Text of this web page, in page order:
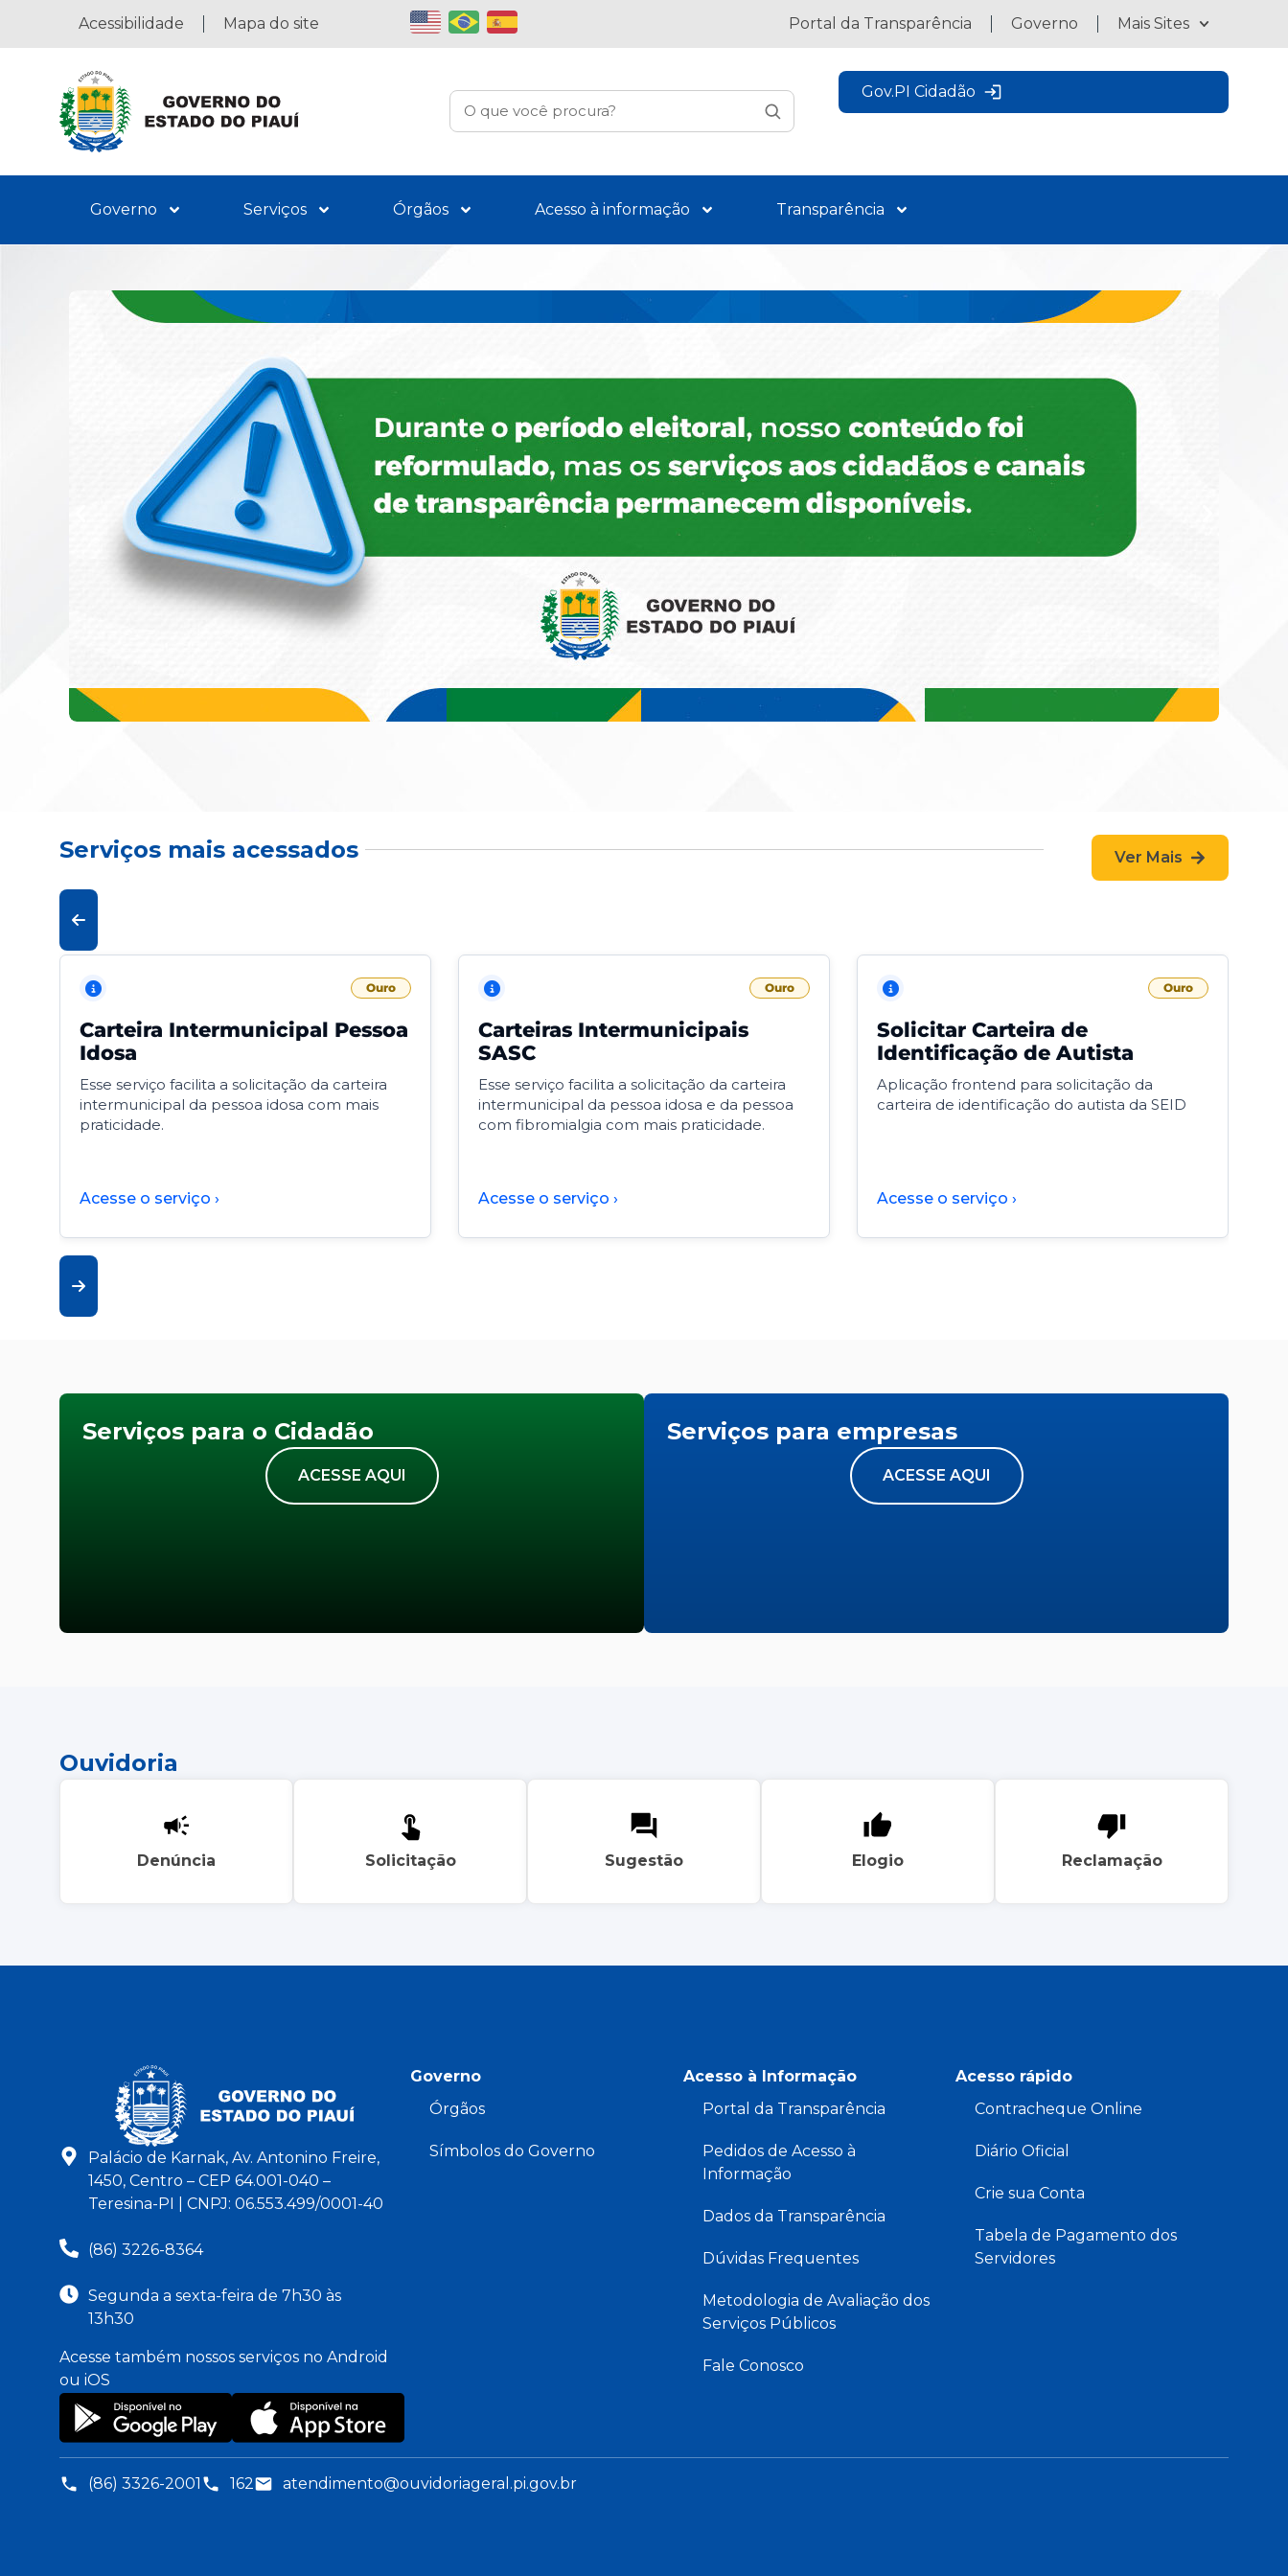
Acessibilidade Mapa do site Portal da Transparência Governo Mais Sites
Gov.PI Cidadão
Governo Serviços Órgãos Acesso à informação Transparência
Serviços mais acessados Ver Mais
Ouro
Carteira Intermunicipal Pessoa
Idosa
Esse serviço facilita a solicitação da carteira
intermunicipal da pessoa idosa com mais
praticidade.
Acesse o serviço ›
Ouro
Carteiras Intermunicipais
SASC
Esse serviço facilita a solicitação da carteira
intermunicipal da pessoa idosa e da pessoa
com fibromialgia com mais praticidade.
Acesse o serviço ›
Ouro
Solicitar Carteira de
Identificação de Autista
Aplicação frontend para solicitação da
carteira de identificação do autista da SEID
Acesse o serviço ›
Serviços para o Cidadão
ACESSE AQUI
Serviços para empresas
ACESSE AQUI
Ouvidoria
Denúncia Solicitação Sugestão Elogio Reclamação
Palácio de Karnak, Av. Antonino Freire,
1450, Centro – CEP 64.001-040 –
Teresina-PI | CNPJ: 06.553.499/0001-40
(86) 3226-8364
Segunda a sexta-feira de 7h30 às
13h30
Acesse também nossos serviços no Android
ou iOS
Governo
Órgãos
Símbolos do Governo
Acesso à Informação
Portal da Transparência
Pedidos de Acesso à
Informação
Dados da Transparência
Dúvidas Frequentes
Metodologia de Avaliação dos
Serviços Públicos
Fale Conosco
Acesso rápido
Contracheque Online
Diário Oficial
Crie sua Conta
Tabela de Pagamento dos
Servidores
(86) 3326-2001 162 atendimento@ouvidoriageral.pi.gov.br